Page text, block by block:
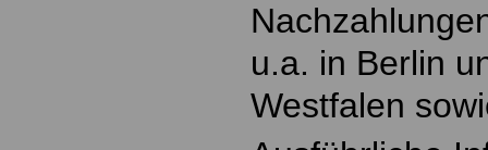
u.a. in Berlin
Westfalen